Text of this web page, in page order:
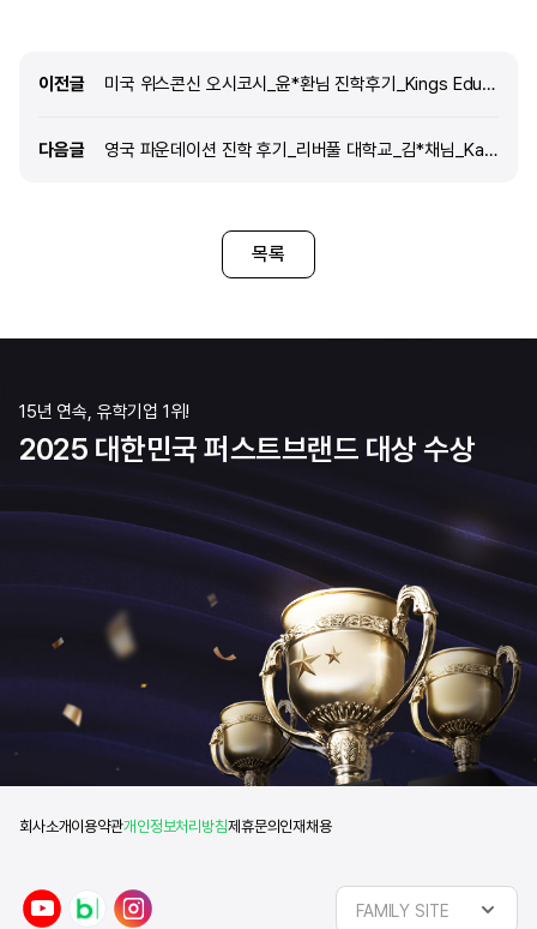
(BBC, sky sports ..)를 들
이전글 이전글
미국 위스콘신 오시코시_윤*환님 진학후기_Kings Education_University of Wisconsin Oshkosh
다음글 다음글
영국 파운데이션 진학 후기_리버풀 대학교_김*채님_Kaplan International Pathways(KIP)_University of Liverpool
목록
15년 연속, 유학기업 1위!
2025 대한민국 퍼스트브랜드 대상 수상
회사소개이용약관개인정보처리방침제휴문의 인재채용
n
a
FAMILY SITE